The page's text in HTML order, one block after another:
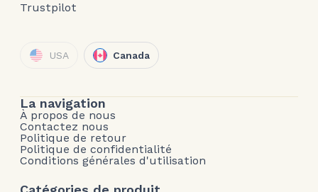
Trustpilot
USA Canada
La navigation
À propos de nous
Contactez nous
Politique de retour
Politique de confidentialité
Conditions générales d'utilisation